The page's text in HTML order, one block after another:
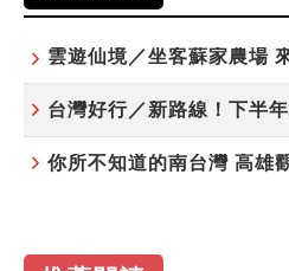
雲遊仙境／坐客蘇家農場
你所不知道的南台灣 高雄